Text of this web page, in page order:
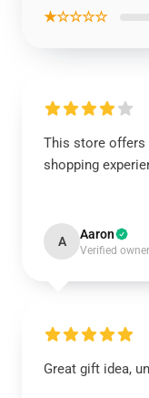
★☆☆☆☆
This store offers
shopping
A Aaron
Verified owner
Great gift idea,